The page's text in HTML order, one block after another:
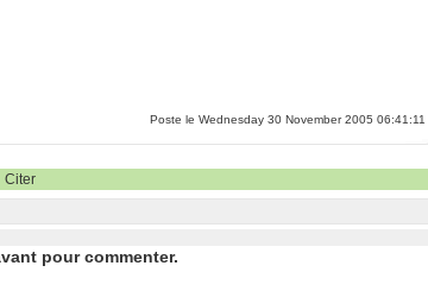
Poste le Wednesday 30 November 2005 06:41:11
Citer
pour commenter.